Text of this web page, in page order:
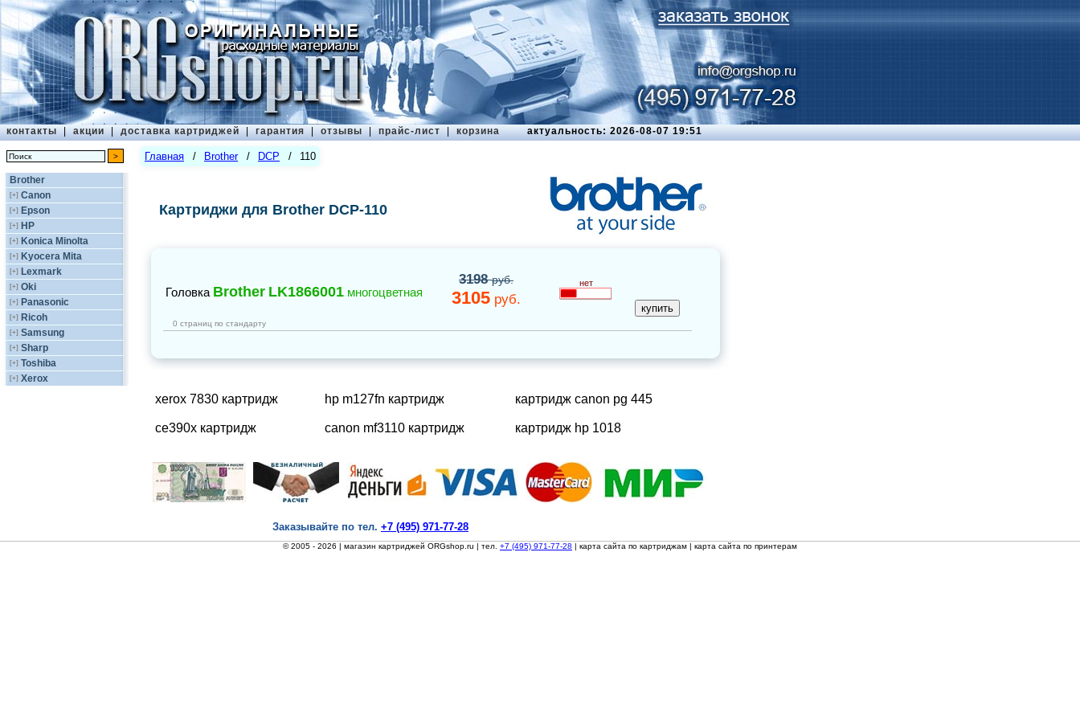
контакты | акции | доставка картриджей | гарантия | отзывы | прайс-лист | корзина актуальность: 2026-08-07 19:51
Brother
[+] Canon
[+] Epson
[+] HP
[+] Konica Minolta
[+] Kyocera Mita
[+] Lexmark
[+] Oki
[+] Panasonic
[+] Ricoh
[+] Samsung
[+] Sharp
[+] Toshiba
[+] Xerox
Главная / Brother / DCP / 110
Картриджи для Brother DCP-110
Головка Brother LK1866001 многоцветная
3198руб.
3105 руб.
нет
0 страниц по стандарту
xerox 7830 картридж hp m127fn картридж картридж canon pg 445
ce390x картридж canon mf3110 картридж картридж hp 1018
Заказывайте по тел. +7 (495) 971-77-28
© 2005 - 2026 | магазин картриджей ORGshop.ru | тел. +7 (495) 971-77-28 | карта сайта по картриджам | карта сайта по принтерам